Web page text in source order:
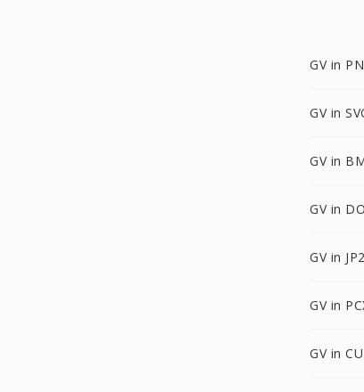
GV in
GV in
GV in
GV in
GV in JP2
GV in
GV in